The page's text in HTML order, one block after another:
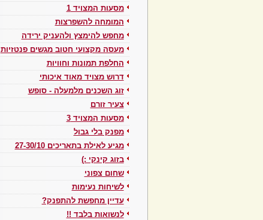
מסעות המצויד 1
המומחה להשפרצות
מחפש להימצץ ולהעניק ירידה
מעסה מקצועי חטוב מגשים פנטזיות
החלפת תמונות וחוויות
דרוש מצויד מאוד איכותי
זוג השכנים מלמעלה - סופש
צעיר זורם
מסעות המצויד 3
מפנק בלי גבול
מגיע לאילת בתאריכים 27-30/10
בזוג קינקי :)
שחום צפוני
לשיחות נעימות
עדיין מחפשת להתפנק?
לנשואות בלבד !!